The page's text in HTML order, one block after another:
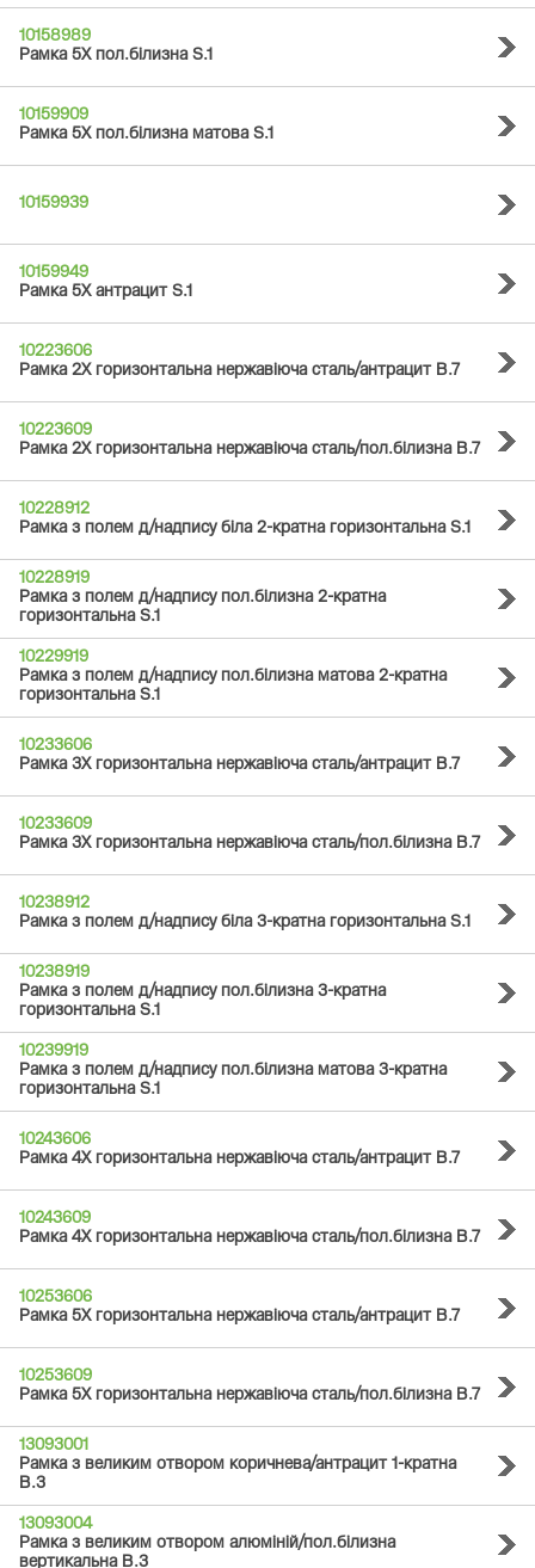
10158989
Рамка 5Х пол.білизна S.1
10159909
Рамка 5Х пол.білизна матова S.1
10159939
10159949
Рамка 5Х антрацит S.1
10223606
Рамка 2Х горизонтальна нержавіюча сталь/антрацит B.7
10223609
Рамка 2Х горизонтальна нержавіюча сталь/пол.білизна B.7
10228912
Рамка з полем д/надпису біла 2-кратна горизонтальна S.1
10228919
Рамка з полем д/надпису пол.білизна 2-кратна
горизонтальна S.1
10229919
Рамка з полем д/надпису пол.білизна матова 2-кратна
горизонтальна S.1
10233606
Рамка 3Х горизонтальна нержавіюча сталь/антрацит B.7
10233609
Рамка 3Х горизонтальна нержавіюча сталь/пол.білизна B.7
10238912
Рамка з полем д/надпису біла 3-кратна горизонтальна S.1
10238919
Рамка з полем д/надпису пол.білизна 3-кратна
горизонтальна S.1
10239919
Рамка з полем д/надпису пол.білизна матова 3-кратна
горизонтальна S.1
10243606
Рамка 4Х горизонтальна нержавіюча сталь/антрацит B.7
10243609
Рамка 4Х горизонтальна нержавіюча сталь/пол.білизна B.7
10253606
Рамка 5Х горизонтальна нержавіюча сталь/антрацит B.7
10253609
Рамка 5Х горизонтальна нержавіюча сталь/пол.білизна B.7
13093001
Рамка з великим отвором коричнева/антрацит 1-кратна
B.3
13093004
Рамка з великим отвором алюміній/пол.білизна
вертикальна B.3